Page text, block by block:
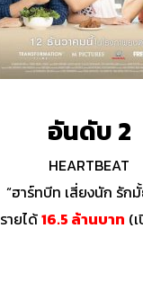
อันดับ 2
HEARTBEAT
“ฮาร์ทบีท เสี่ยงนัก รัก
รายได้16.5 ล้านบาท (